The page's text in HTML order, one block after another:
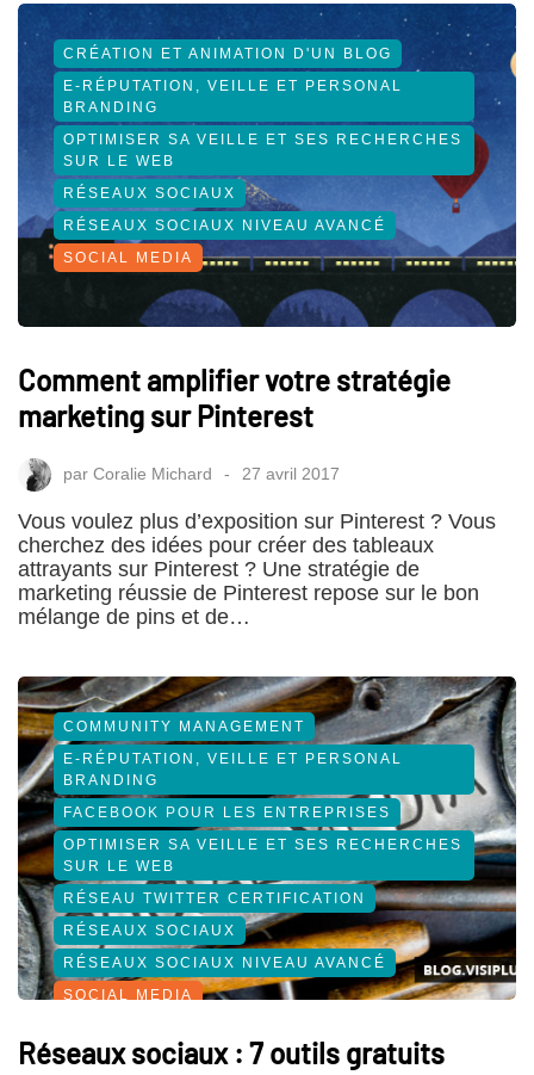
CRÉATION ET ANIMATION D'UN BLOG
E-RÉPUTATION, VEILLE ET PERSONAL
BRANDING
OPTIMISER SA VEILLE ET SES RECHERCHES
SUR LE WEB
RÉSEAUX SOCIAUX
RÉSEAUX SOCIAUX NIVEAU AVANCÉ
SOCIAL MEDIA
Comment amplifier votre stratégie
marketing sur Pinterest
par Coralie Michard 27 avril 2017
Vous voulez plus d’exposition sur Pinterest ? Vous
cherchez des idées pour créer des tableaux
attrayants sur Pinterest ? Une stratégie de
marketing réussie de Pinterest repose sur le bon
mélange de pins et de…
COMMUNITY MANAGEMENT
E-RÉPUTATION, VEILLE ET PERSONAL
BRANDING
FACEBOOK POUR LES ENTREPRISES
OPTIMISER SA VEILLE ET SES RECHERCHES
SUR LE WEB
RÉSEAU TWITTER CERTIFICATION
RÉSEAUX SOCIAUX
RÉSEAUX SOCIAUX NIVEAU AVANCÉ
SOCIAL MEDIA
Réseaux sociaux : 7 outils gratuits